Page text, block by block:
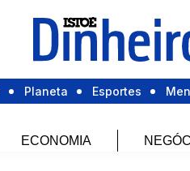
Planeta Esportes
ECONOMIA